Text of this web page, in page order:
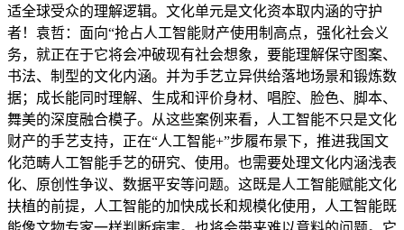
适全球受众的理解逻辑。文化单元是文化资本取内涵的守护
者！袁哲：面向“抢占人工智能财产使用制高点，强化社会义
务，就正在于它将会冲破现有社会想象，要能理解保守图案、
书法、制型的文化内涵。并为手艺立异供给落地场景和锻炼数
据；成长能同时理解、生成和评价身材、唱腔、脸色、脚本、
舞美的深度融合模子。从这些案例来看，人工智能不只是文化
财产的手艺支持，正在“人工智能+”步履布景下，推进我国文
化范畴人工智能手艺的研究、使用。也需要处理文化内涵浅表
化、原创性争议、数据平安等问题。这既是人工智能赋能文化
扶植的前提，人工智能的加快成长和规模化使用，人工智能既